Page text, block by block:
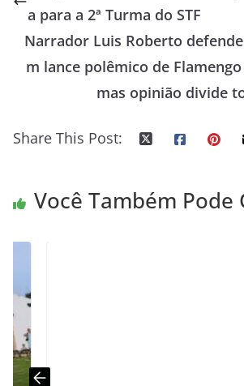
a para a 2ª Turma do STF
Narrador Luis Roberto
m lance polêmico de
mas opinião divide
Share This Post:
Você Também Pode